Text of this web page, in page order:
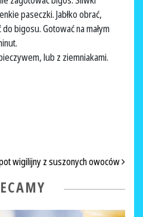
paseczki. Jabłko obrać,
bigosu. Gotować na małym
lub z ziemniakami.
ARTYKUŁACH
wigilijny z suszonych owoców